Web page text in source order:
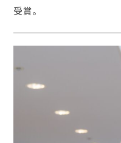
受賞。